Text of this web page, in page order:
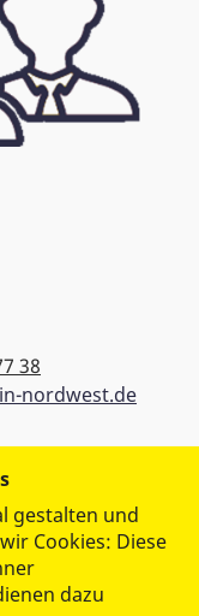
38
nordwest.de
gestalten und
Cookies: Diese
dazu